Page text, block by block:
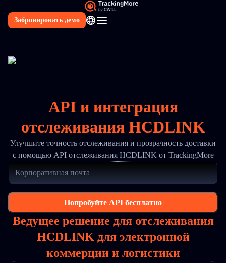
Забронировать демо
RU
API и интеграция
отслеживания HCDLINK
Улучшите точность отслеживания и прозрачность доставки
с помощью API отслеживания HCDLINK от TrackingMore
Попробуйте API бесплатно
Ведущее решение для отслеживания
HCDLINK для электронной
коммерции и логистики